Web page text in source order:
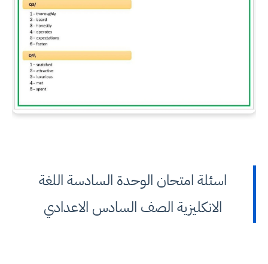
اسئلة امتحان الوحدة السادسة اللغة
الانكليزية الصف السادس الاعدادي